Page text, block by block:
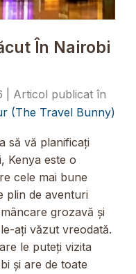
În Nairobi
(The Travel Bunny)
să vă planificați
Kenya este o
cele mai bune
plin de aventuri
grozavă și
ați văzut vreodată.
le puteți vizita
și are de toate